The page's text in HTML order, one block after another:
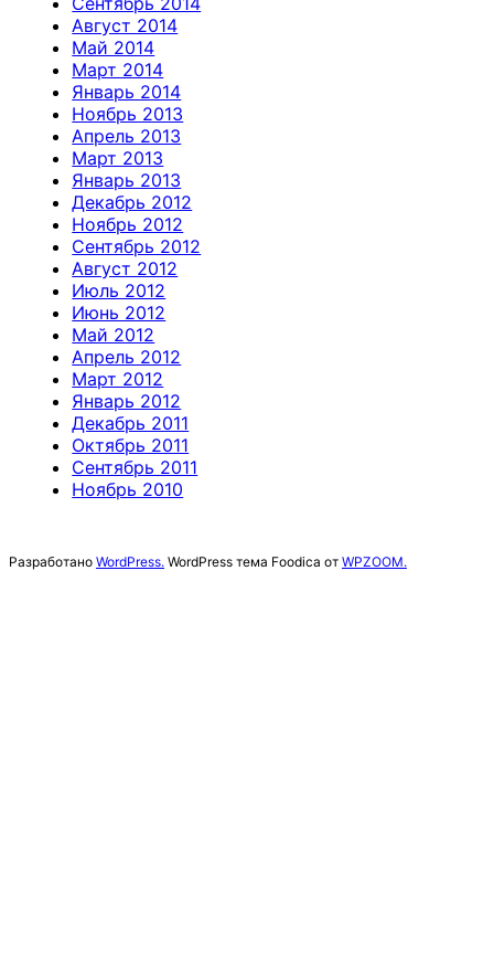
Август 2014
Май 2014
Март 2014
Январь 2014
Ноябрь 2013
Апрель 2013
Март 2013
Январь 2013
Декабрь 2012
Ноябрь 2012
Сентябрь 2012
Август 2012
Июль 2012
Июнь 2012
Май 2012
Апрель 2012
Март 2012
Январь 2012
Декабрь 2011
Октябрь 2011
Сентябрь 2011
Ноябрь 2010
Разработано WordPress. WordPress тема Foodica от WPZOOM.